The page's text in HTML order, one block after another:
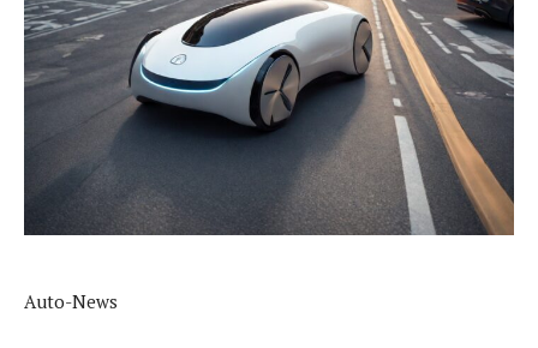
Auto-News